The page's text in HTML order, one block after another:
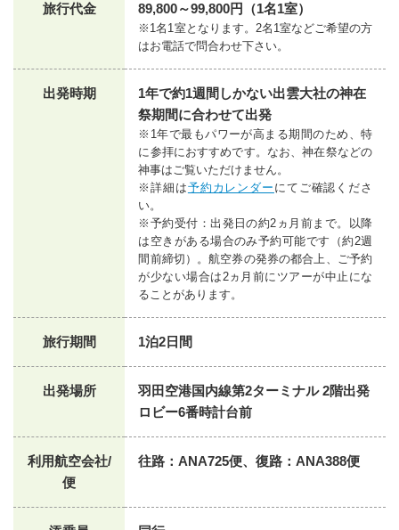
旅行代金 89,800～99,800円（1名1室）
※1名1室となります。2名1室などご希望の方
はお電話で問合わせ下さい。
出発時期
1年で約1週間しかない出雲大社の神在
祭期間に合わせて出発
※1年で最もパワーが高まる期間のため、特
に参拝におすすめです。なお、神在祭などの
神事はご覧いただけません。
※詳細は予約カレンダー にてご確認くださ
い。
※予約受付：出発日の約2ヵ月前まで。以降
は空きがある場合のみ予約可能です（約2週
間前締切）。航空券の発券の都合上、ご予約
が少ない場合は2ヵ月前にツアーが中止にな
ることがあります。
旅行期間 1泊2日間
出発場所
羽田空港国内線第2ターミナル 2階出発
ロビー6番時計台前
利用航空会社/
便
往路：ANA725便、復路：ANA388便